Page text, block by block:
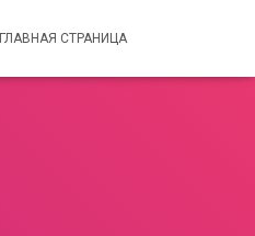
ГЛАВНАЯ СТРАНИЦА